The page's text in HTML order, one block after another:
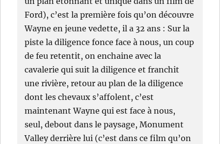
Ford), c’est la première fois qu’on découvre
Wayne en jeune vedette, il a 32 ans : Sur la
piste la diligence fonce face à nous, un coup
de feu retentit, on enchaine avec la
cavalerie qui suit la diligence et franchit
une rivière, retour au plan de la diligence
dont les chevaux s’affolent, c’est
maintenant Wayne qui est face à nous,
seul, debout dans le paysage, Monument
Valley derrière lui (c’est dans ce film qu’on